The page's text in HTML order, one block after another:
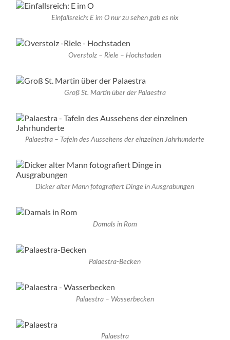
Einfallsreich: E im O nur zu sehen gab es nix
Overstolz – Riele – Hochstaden
Groß St. Martin über der Palaestra
Palaestra – Tafeln des Aussehens der einzelnen Jahrhunderte
Dicker alter Mann fotografiert Dinge in Ausgrabungen
Damals in Rom
Palaestra-Becken
Palaestra – Wasserbecken
Palaestra